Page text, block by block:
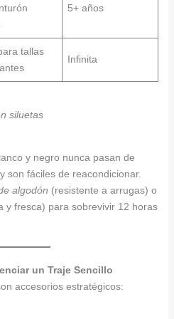
5+ años
tallas
Infinita
siluetas
y negro nunca pasan de
son fáciles de reacondicionar.
algodón (resistente a arrugas) o
y fresca) para sobrevivir 12 horas
un Traje Sencillo
accesorios estratégicos: